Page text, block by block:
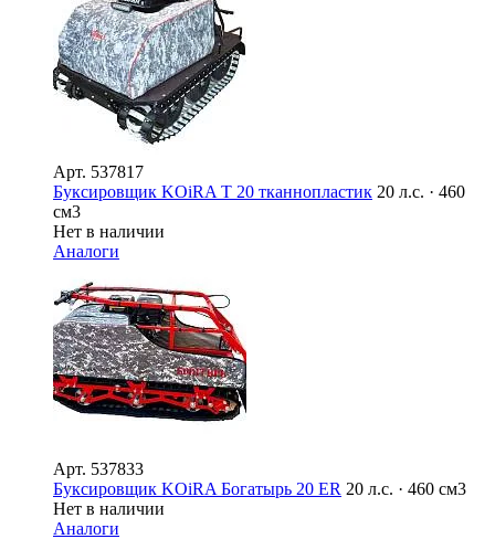
Арт. 537817
Буксировщик KOiRA T 20 тканнопластик 20 л.с. · 460
см3
Нет в наличии
Аналоги
Арт. 537833
Буксировщик KOiRA Богатырь 20 ER 20 л.с. · 460 см3
Нет в наличии
Аналоги